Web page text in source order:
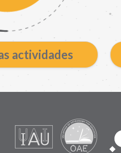
actividades